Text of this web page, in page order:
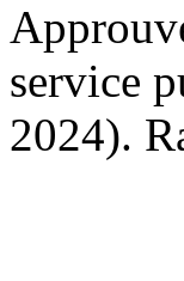
service
2024).